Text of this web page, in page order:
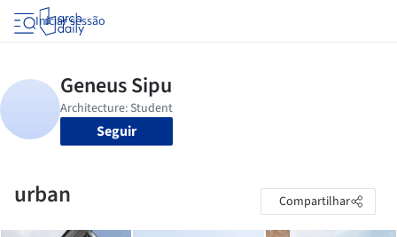
Iniciar sessão
Seguir
urban Compartilhar